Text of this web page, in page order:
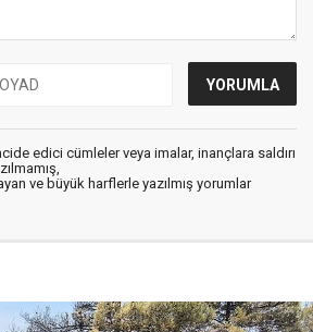
edici cümleler veya imalar, inançlara saldırı
ve büyük harflerle yazılmış yorumlar